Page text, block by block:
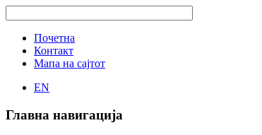
Почетна
Контакт
Мапа на сајтот
EN
Главна навигација